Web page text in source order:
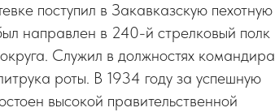
поступил в Закавказскую пехотную
направлен в 240-й стрелковый полк
Служил в должностях командира
роты. В 1934 году за успешную
высокой правительственной